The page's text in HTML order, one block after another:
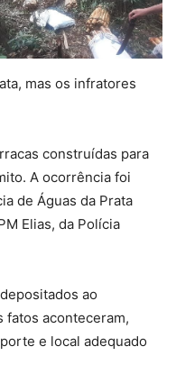
mas os infratores
construídas para
A ocorrência foi
de Águas da Prata
Elias, da Polícia
ao
fatos aconteceram,
e local adequado